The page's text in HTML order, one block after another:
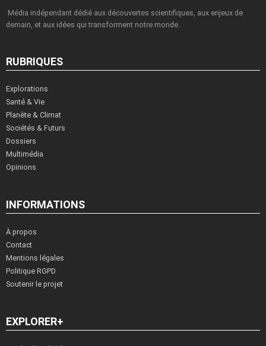
Média indépendant dédié aux découvertes scientifiques, aux enjeux de
demain, et aux idées qui transforment notre monde.
RUBRIQUES
Explorations
Santé & Vie
Planète & Climat
Sociétés & Futurs
Dossiers
Multimédia
Opinions
INFORMATIONS
À propos
Contact
Mentions légales
Politique RGPD
Soutenir le projet
EXPLORER+